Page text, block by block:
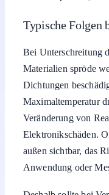
Typische Folgen
Bei Unterschreitung
Materialien spröde
Dichtungen
Maximaltemperatur
Veränderung von
Elektronikschäden.
außen sichtbar, das
Anwendung oder